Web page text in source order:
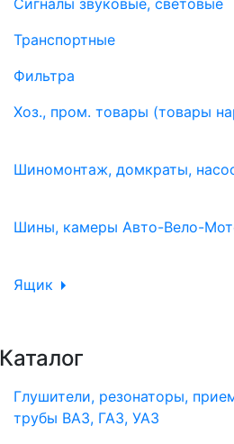
Сигналы звуковые, световые
Транспортные
Фильтра
Хоз., пром. товары (товары
Шиномонтаж, домкраты,
Шины, камеры Авто-Вело-
Ящик
Каталог
Глушители, резонаторы,
трубы ВАЗ, ГАЗ, УАЗ